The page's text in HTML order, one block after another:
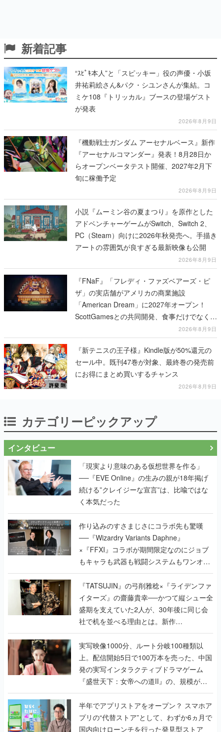
ミケ108『トリッカル』ブースの登場ゲスト
が発表
2026年8月9日
『機動戦士ガンダム アーセナルベース』新作
『アーセナルコマンダー』発表！8月28日か
らオープンベータテスト開催、2027年2月下
旬に稼働予定
2026年8月9日
小説『ムーミン谷の夏まつり』を原作とした
アドベンチャーゲームがSwitch、Switch 2、
PC（Steam）向けに2026年秋発売へ。手描き
アートの雰囲気が良すぎる最新映像も公開
2026年8月9日
『FNaF』「フレディ・ファズベアーズ・ピ
ザ」の実店舗がアメリカの商業施設
「American Dream」に2027年オープン！
ScottGamesとの共同開発、食事だけでなくス
テージショーや没入型のホラー体験も楽しめ
る
2026年8月9日
『新テニスの王子様』Kindle版が50%還元の
セール中。既刊47巻が対象、最終巻の発売前
にお得にまとめ買いするチャンス
2026年8月9日
カテゴリーピックアップ
「現実より意味のある仮想世界を作る」
──『EVE Online』の生みの親が18年掲げ
く本気だった
作り込みのすさまじさにコラボ先も驚嘆
──『Wizardry Variants Daphne』
×『FFXI』コラボが期間限定なのにジョブ
もキャラも武器も戦闘システムもワンオフ
で作り込まれた理由を両ディレクターに聞
く
『TATSUJIN』の弓削雅稔×『ライデンファ
イターズ』の齋藤貴幸──かつて縦シュー全
盛期を支えていた2人が、30年後に同じ会
社で机を並べる理由とは。新作
『TATSUJIN EXTREME』で初タッグを組
んだレジェンド2人に訊く開発秘話
実写映像1000分、ルート分岐100種類以
上。配信開始5日で100万本を売った、中国
発の実写インタラクティブドラマゲーム
『盛世天下：女帝への道II』の、規模が違
うこだわりをプロデューサーに聞いた
半年でアプリストアをオープン？ スマホア
プリの“代替ストア”として、わずか6ヵ月で
国内向けローンチを行った発見型ストア
『あっぷアリーナ！』仕掛け人に話を聞い
てみた
インタビューの記事一覧